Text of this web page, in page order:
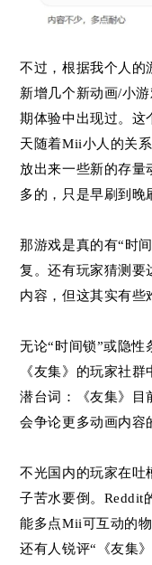
不过，根据我个人的
新增几个新动画/小
期体验中出现过。这
天随着Mii小人的关
放出来一些新的存量
多的，只是早刷到晚
那游戏是真的有“时
复。还有玩家猜测要
内容，但这其实有些
无论“时间锁”或隐性
《友集》的玩家社
潜台词：《友集》目
会争论更多动画内容
不光国内的玩家在吐
子苦水要倒。Reddit
能多点Mii可互动的
还有人锐评“《友集